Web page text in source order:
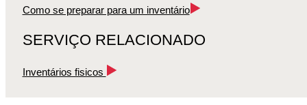
Como se preparar para um inventário
SERVIÇO RELACIONADO
Inventários fisicos